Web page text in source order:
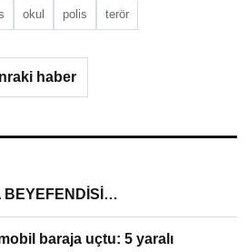
okul polis terör
haber
BEYEFENDİSİ…
baraja uçtu: 5 yaralı